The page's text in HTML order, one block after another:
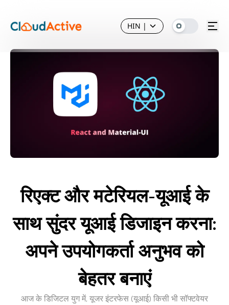
HIN |
रिएक्ट और मटेरियल-यूआई के
साथ सुंदर यूआई डिजाइन करना:
अपने उपयोगकर्ता अनुभव को
बेहतर बनाएं
आज के डिजिटल युग में, यूजर इंटरफेस (यूआई) किसी भी सॉफ्टवेयर